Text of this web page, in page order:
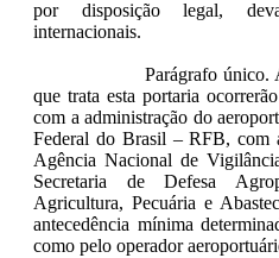
por disposição legal,
internacionais.
Parágrafo único.
que trata esta portaria
com a administração do
Federal do Brasil – RFB, com
Agência Nacional de
Secretaria de Defesa
Agricultura, Pecuária e
antecedência mínima
como pelo operador